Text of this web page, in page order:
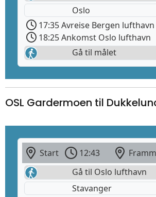
Oslo
17:35 Avreise Bergen lufthavn
18:25 Ankomst Oslo lufthavn
Gå til målet
OSL Gardermoen til
Start 12:43
Gå til Oslo lufthavn
Stavanger